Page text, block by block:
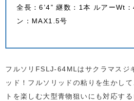
全長：6’4” 継数：1本 ルアーWt
ン：MAX1.5号
フルソリFSLJ-64MLはサクラマスジ
ッド！フルソリッドの粘りを生かし
トを楽しむ大型青物狙いにも対応す